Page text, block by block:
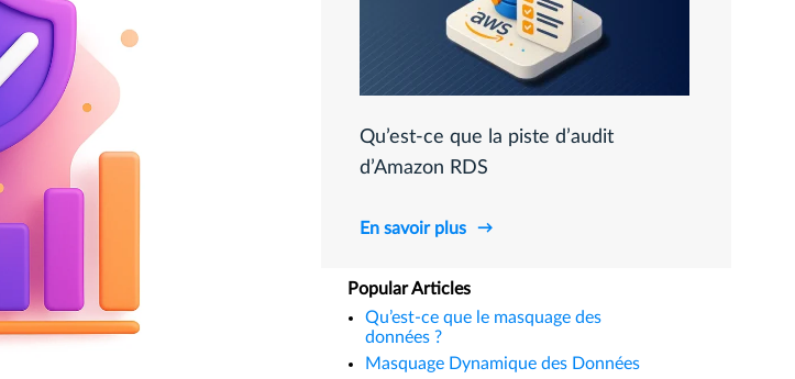
Qu’est-ce que la piste d’audit
d’Amazon RDS
En savoir plus
Popular Articles
Qu’est-ce que le masquage des
données ?
Masquage Dynamique des Données